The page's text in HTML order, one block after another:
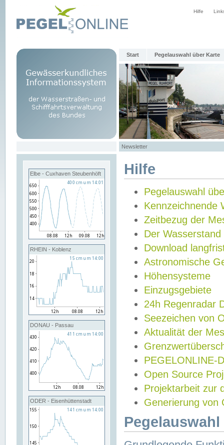
Hilfe
Start Pegelauswahl über Karte
Newsletter
Elbe - Cuxhaven Steubenhöft
RHEIN - Koblenz
DONAU - Passau
ODER - Eisenhüttenstadt
Hilfe
Pegelauswahl
Kennzeichnende
Zeitbezug der
Der Wasserstand
Download
Astronomische
Höhensysteme
Einzugsgebiete
24h Regenradar
Seezeichen von
Aktualität der
PEGELONLINE-
Open Source
Projektarbeit zur
Generierung von